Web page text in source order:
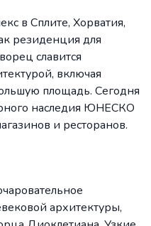
в Сплите, Хорватия,
резиденция для
славится
включая
площадь. Сегодня
наследия ЮНЕСКО
и ресторанов.
архитектуры,